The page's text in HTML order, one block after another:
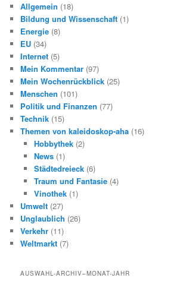
Allgemein (18)
Bildung und Wissenschaft (1)
Energie (8)
EU (34)
Internet (5)
Mein Kommentar (97)
Mein Wochenrückblick (25)
Menschen (101)
Politik und Finanzen (77)
Technik (15)
Themen von kaleidoskop-aha (16)
Hobbythek(2)
News(1)
Städtedreieck(6)
Traum und Fantasie(4)
Vinothek(1)
Umwelt (27)
Unglaublich (26)
Verkehr (11)
Weltmarkt (7)
AUSWAHL-ARCHIV–MONAT-JAHR